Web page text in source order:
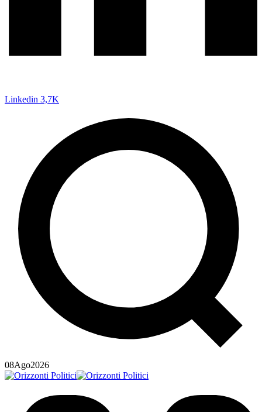
Linkedin 3,7K
08Ago2026